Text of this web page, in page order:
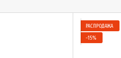
РАСПРОДАЖА
−15%